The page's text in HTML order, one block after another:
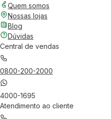
Quem somos
Nossas lojas
Blog
Dúvidas
Central de vendas
0800-200-2000
4000-1695
Atendimento ao cliente